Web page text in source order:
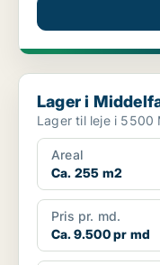
Lager i Middelfart
Lager i
Lager til leje i 5500
Areal
Ca. 255 m2
Pris pr. md.
Ca. 9.500 pr md